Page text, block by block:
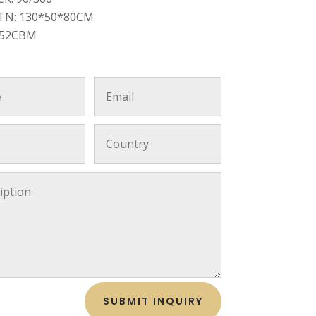
130*50*80CM
SUBMIT INQUIRY